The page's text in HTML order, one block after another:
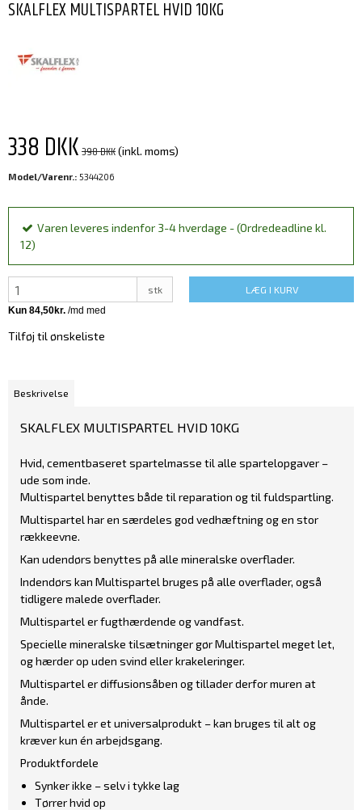
SKALFLEX MULTISPARTEL HVID 10KG
338 DKK398 DKK(inkl. moms)
Model/Varenr.: 5344206
Varen leveres indenfor 3-4 hverdage - (Ordredeadline kl.
12)
stk LÆG I KURV
Tilføj til ønskeliste
Beskrivelse
SKALFLEX MULTISPARTEL HVID 10KG
Hvid, cementbaseret spartelmasse til alle spartelopgaver –
ude som inde.
Multispartel benyttes både til reparation og til fuldspartling.
Multispartel har en særdeles god vedhæftning og en stor
rækkeevne.
Kan udendørs benyttes på alle mineralske overflader.
Indendørs kan Multispartel bruges på alle overflader, også
tidligere malede overflader.
Multispartel er fugthærdende og vandfast.
Specielle mineralske tilsætninger gør Multispartel meget let,
og hærder op uden svind eller krakeleringer.
Multispartel er diffusionsåben og tillader derfor muren at
ånde.
Multispartel er et universalprodukt – kan bruges til alt og
kræver kun én arbejdsgang.
Produktfordele
Synker ikke – selv i tykke lag
Tørrer hvid op